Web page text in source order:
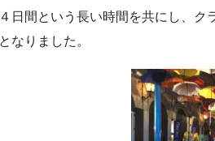
日間という長い時間を共にし、
なりました。